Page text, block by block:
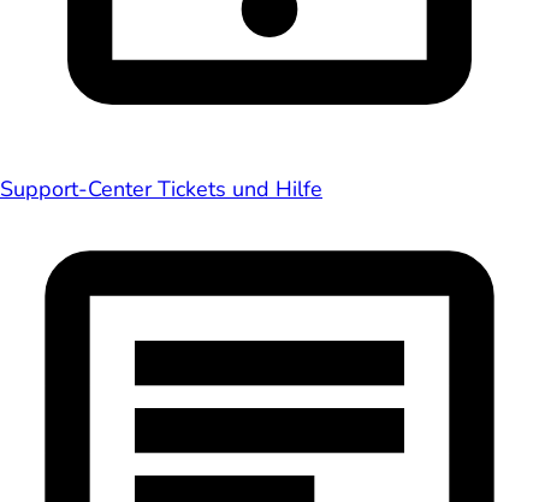
Support-Center Tickets und Hilfe